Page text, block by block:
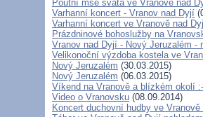
Poutní mše svatá ve Vranově nad
Varhanní koncert - Vranov nad Dyjí
Varhanní koncert ve Vranově nad
Prázdninové bohoslužby na
Vranov nad Dyjí - Nový Jeruzalém -
Velikonoční výzdoba kostela ve
Nový Jeruzalém (30.03.2015)
Nový Jeruzalém (06.03.2015)
Víkend na Vranově a blízkém okolí
Video o Vranovsku (08.09.2014)
Koncert duchovní hudby ve